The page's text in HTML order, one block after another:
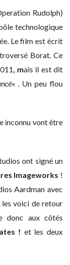
Rudolph)
technologique
Le film est écrit
Borat. Ce
, mais il est dit
« . Un peu flou
inconnu vont être
ont signé un
Imageworks !
Aardman avec
les voici de retour
donc aux côtés
! et les deux